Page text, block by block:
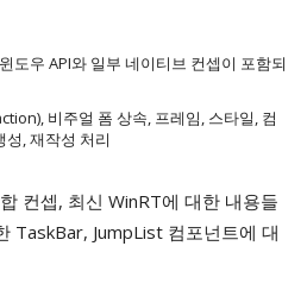
도우 API와 일부 네이티브 컨셉이 포함되
비주얼 폼 상속, 프레임, 스타일, 컴
성, 재작성 처리
컨셉, 최신 WinRT에 대한 내용들
TaskBar, JumpList 컴포넌트에 대